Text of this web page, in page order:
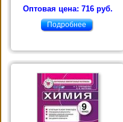
Оптовая цена: 716 руб.
Подробнее